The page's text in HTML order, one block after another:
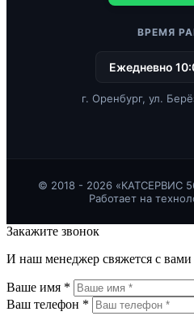
ВРЕМЯ
Ежедневно
г. Оренбург, ул.
© 2018 - 2026 «КАТСЕРВИС
Работает на
Закажите звонок
И наш менеджер свяжется с
Ваше имя *
Ваш телефон *